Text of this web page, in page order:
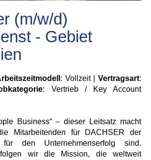
(m/w/d)
- Gebiet
: Vollzeit |Vertragsart:
: Vertrieb / Key Account
Business“ – dieser Leitsatz macht
Mitarbeitenden für DACHSER der
für den Unternehmenserfolg sind.
wir die Mission, die weltweit